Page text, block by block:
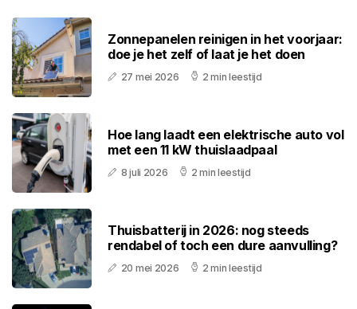
Zonnepanelen reinigen in het voorjaar:
doe je het zelf of laat je het doen
27 mei 2026 2 min leestijd
Hoe lang laadt een elektrische auto vol
met een 11 kW thuislaadpaal
8 juli 2026 2 min leestijd
Thuisbatterij in 2026: nog steeds
rendabel of toch een dure aanvulling?
20 mei 2026 2 min leestijd